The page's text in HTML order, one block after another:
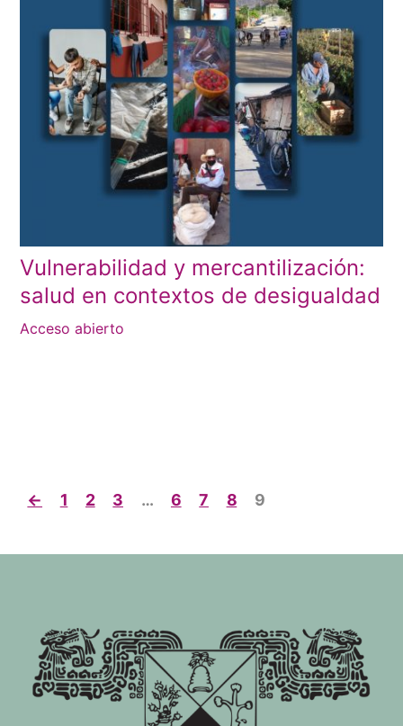
Vulnerabilidad y mercantilización:
salud en contextos de desigualdad
Acceso abierto
← 1 2 3 … 6 7 8 9